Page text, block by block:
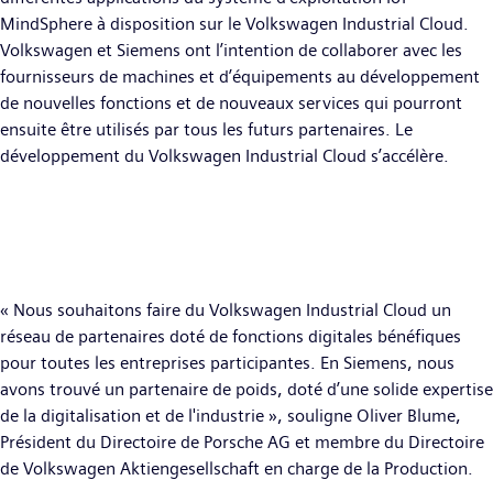
MindSphere à disposition sur le Volkswagen Industrial Cloud.
Volkswagen et Siemens ont l’intention de collaborer avec les
fournisseurs de machines et d’équipements au développement
de nouvelles fonctions et de nouveaux services qui pourront
ensuite être utilisés par tous les futurs partenaires. Le
développement du Volkswagen Industrial Cloud s’accélère.
« Nous souhaitons faire du Volkswagen Industrial Cloud un
réseau de partenaires doté de fonctions digitales bénéfiques
pour toutes les entreprises participantes. En Siemens, nous
avons trouvé un partenaire de poids, doté d’une solide expertise
de la digitalisation et de l'industrie », souligne Oliver Blume,
Président du Directoire de Porsche AG et membre du Directoire
de Volkswagen Aktiengesellschaft en charge de la Production.